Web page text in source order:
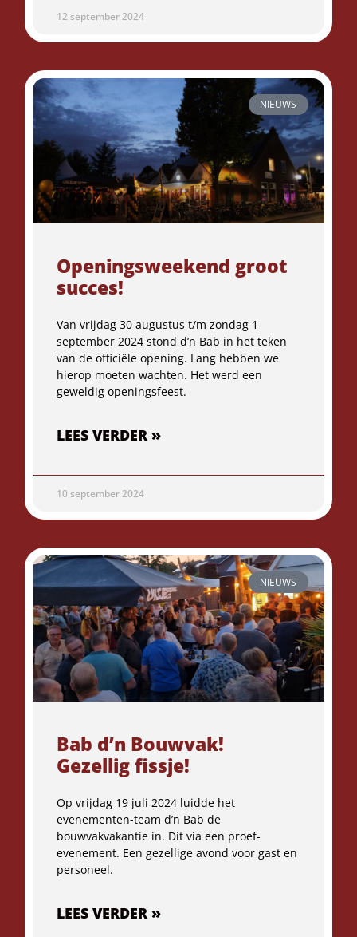
12 september 2024
NIEUWS
Openingsweekend groot
succes!
Van vrijdag 30 augustus t/m zondag 1
september 2024 stond d’n Bab in het teken
van de officiële opening. Lang hebben we
hierop moeten wachten. Het werd een
geweldig openingsfeest.
LEES VERDER »
10 september 2024
NIEUWS
Bab d’n Bouwvak!
Gezellig fissje!
Op vrijdag 19 juli 2024 luidde het
evenementen-team d’n Bab de
bouwvakvakantie in. Dit via een proef-
evenement. Een gezellige avond voor gast en
personeel.
LEES VERDER »